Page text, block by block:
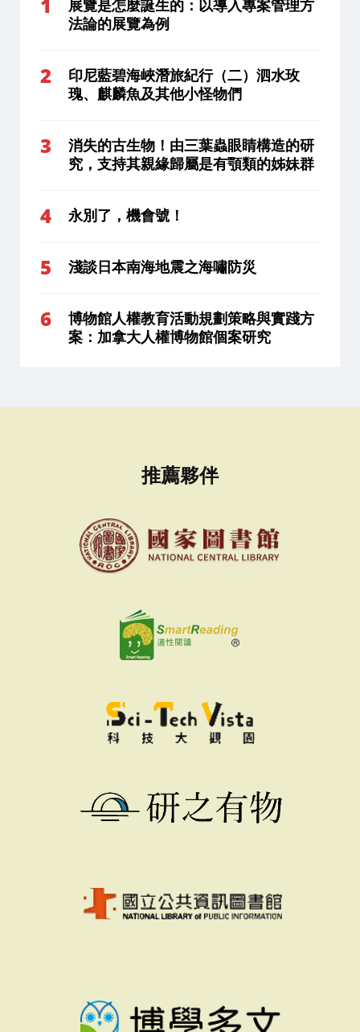
展覽是怎麼誕生的：以導入專案管理方
法論的展覽為例
印尼藍碧海峽潛旅紀行（二）泗水玫
瑰、麒麟魚及其他小怪物們
消失的古生物！由三葉蟲眼睛構造的研
究，支持其親緣歸屬是有顎類的姊妹群
永別了，機會號！
淺談日本南海地震之海嘯防災
博物館人權教育活動規劃策略與實踐方
案：加拿大人權博物館個案研究
推薦夥伴